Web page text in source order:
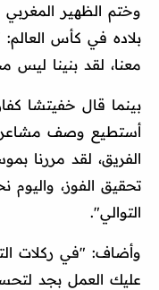
وختم الظهير
بلاده في كأس
معنا، لقد بنينا ليس
بينما قال خفيتشا
أستطيع وصف
الفريق، لقد مررنا
تحقيق الفوز، واليوم
التوالي".
وأضاف: "في ركلات
عليك العمل بجد